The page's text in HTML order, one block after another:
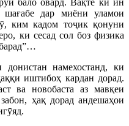
бало овард. Вақте ки ин
дар миёни уламои
ким кадом тоҷик қонуни
ки сесад сол боз физика
намехостанд, ки
иштибоҳ кардан дорад.
ва новобаста аз мавқеи
ҳақ дорад андешаҳои